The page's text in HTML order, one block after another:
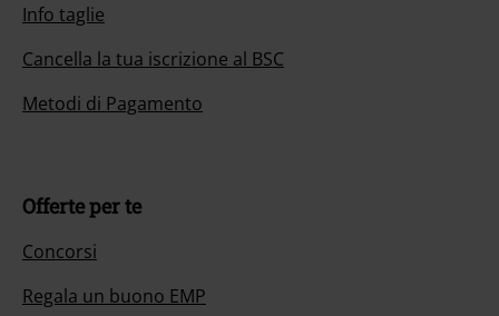
Info taglie
Cancella la tua iscrizione al BSC
Metodi di Pagamento
Offerte per te
Concorsi
Regala un buono EMP